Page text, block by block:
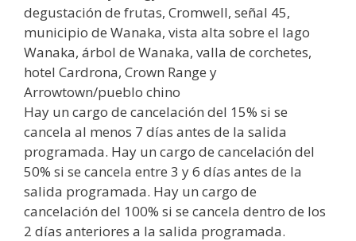
degustación de frutas, Cromwell, señal 45,
municipio de Wanaka, vista alta sobre el lago
Wanaka, árbol de Wanaka, valla de corchetes,
hotel Cardrona, Crown Range y
Arrowtown/pueblo chino
Hay un cargo de cancelación del 15% si se
cancela al menos 7 días antes de la salida
programada. Hay un cargo de cancelación del
50% si se cancela entre 3 y 6 días antes de la
salida programada. Hay un cargo de
cancelación del 100% si se cancela dentro de los
2 días anteriores a la salida programada.